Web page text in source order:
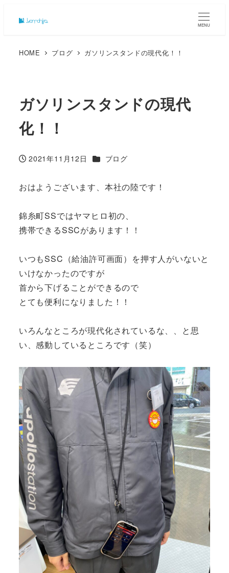
MENU
HOME ブログ ガソリンスタンドの現代化！！
ガソリンスタンドの現代
化！！
投稿日
2021年11月12日 カテゴリー
ブログ
おはようございます、本社の陸です！
錦糸町SSではヤマヒロ初の、
携帯できるSSCがあります！！
いつもSSC（給油許可画面）を押す人がいないと
いけなかったのですが
首から下げることができるので
とても便利になりました！！
いろんなところが現代化されているな、、と思
い、感動しているところです（笑）